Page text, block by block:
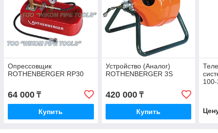
Опрессовщик
ROTHENBERGER RP30
64 000 ₸
Купить
Устройство (Аналог)
ROTHENBERGER 3S
420 000₸
Купить